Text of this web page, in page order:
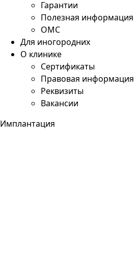
Гарантии
Полезная информация
ОМС
Для иногородних
О клинике
Сертификаты
Правовая информация
Реквизиты
Вакансии
Имплантация